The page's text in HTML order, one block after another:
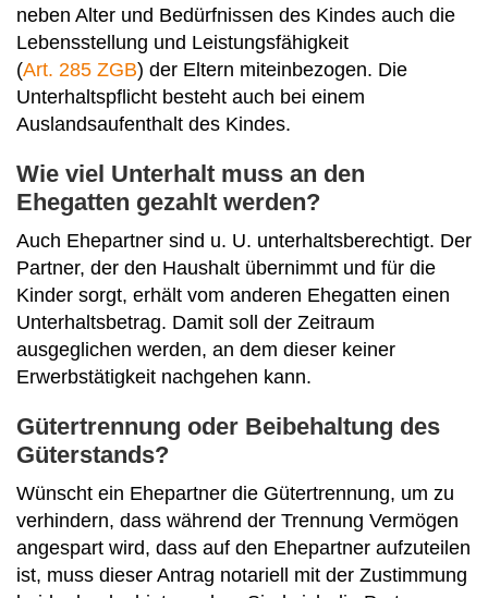
neben Alter und Bedürfnissen des Kindes auch die
Lebensstellung und Leistungsfähigkeit
(Art. 285 ZGB) der Eltern miteinbezogen. Die
Unterhaltspflicht besteht auch bei einem
Auslandsaufenthalt des Kindes.
Wie viel Unterhalt muss an den
Ehegatten gezahlt werden?
Auch Ehepartner sind u. U. unterhaltsberechtigt. Der
Partner, der den Haushalt übernimmt und für die
Kinder sorgt, erhält vom anderen Ehegatten einen
Unterhaltsbetrag. Damit soll der Zeitraum
ausgeglichen werden, an dem dieser keiner
Erwerbstätigkeit nachgehen kann.
Gütertrennung oder Beibehaltung des
Güterstands?
Wünscht ein Ehepartner die Gütertrennung, um zu
verhindern, dass während der Trennung Vermögen
angespart wird, dass auf den Ehepartner aufzuteilen
ist, muss dieser Antrag notariell mit der Zustimmung